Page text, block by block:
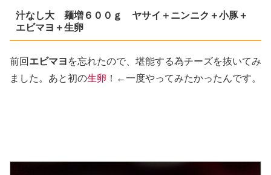
汁なし大 麺増６００ｇ ヤサイ＋ニンニク＋小豚＋
エビマヨ＋生卵
前回 エビマヨ を忘れたので、堪能する為チーズを抜いてみ
ました。あと初の生卵 ！←一度やってみたかったんです。